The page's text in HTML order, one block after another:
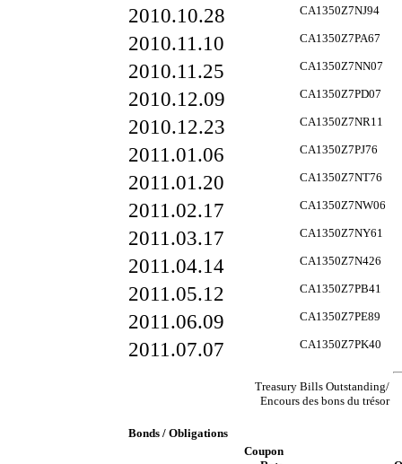
2010.10.28 CA1350Z7NJ94
2010.11.10 CA1350Z7PA67
2010.11.25 CA1350Z7NN07
2010.12.09 CA1350Z7PD07
2010.12.23 CA1350Z7NR11
2011.01.06 CA1350Z7PJ76
2011.01.20 CA1350Z7NT76
2011.02.17 CA1350Z7NW06
2011.03.17 CA1350Z7NY61
2011.04.14 CA1350Z7N426
2011.05.12 CA1350Z7PB41
2011.06.09 CA1350Z7PE89
2011.07.07 CA1350Z7PK40
Treasury Bills Outstanding/
Encours des bons du trésor
Bonds / Obligations
Coupon